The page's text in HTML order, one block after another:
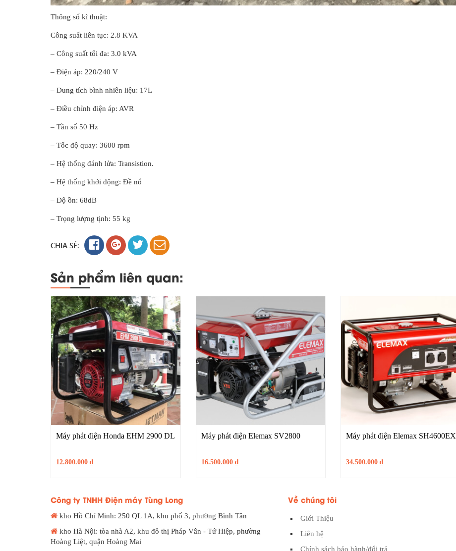
Thông số kĩ thuật:
Công suất liên tục: 2.8 KVA
– Công suất tối đa: 3.0 kVA
– Điện áp: 220/240 V
– Dung tích bình nhiên liệu: 17L
– Điều chỉnh điện áp: AVR
– Tần số 50 Hz
– Tốc độ quay: 3600 rpm
– Hệ thống đánh lửa: Transistion.
– Hệ thống khởi động: Đề nổ
– Độ ồn: 68dB
– Trọng lượng tịnh: 55 kg
CHIA SẺ:
Sản phẩm liên quan:
Máy phát điện Honda EHM 2900 DL
12.800.000 ₫
Máy phát điện Elemax SV2800
16.500.000 ₫
Máy phát điện Elemax SH4600EX
34.500.000 ₫
Công ty TNHH Điện máy Tùng Long
kho Hồ Chí Minh: 250 QL 1A, khu phố 3, phường Bình Tân
kho Hà Nội: tòa nhà A2, khu đô thị Pháp Vân - Tứ Hiệp, phường
Hoàng Liệt, quận Hoàng Mai
Về chúng tôi
Giới Thiệu
Liên hệ
Chính sách bảo hành/đổi trả